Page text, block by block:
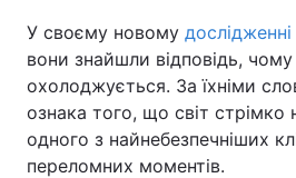
У своєму новому дослідженні
вони знайшли відповідь,
охолоджується. За їхніми
ознака того, що світ стрімко
одного з найнебезпечніших
переломних моментів.